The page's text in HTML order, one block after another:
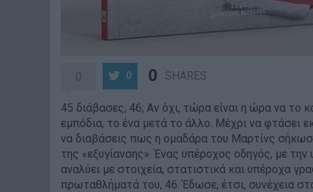
0 SHARES
0
45 διάβασες, 46; Αν όχι, τώρα είναι η ώρα να το
εμπόδια, το ένα μετά το άλλο. Μέχρι να φτάσει
να διαβάσεις πως η ομαδάρα του Μαρτίνς
της «εξυγίανσης». Ένας υπέροχος οδηγός, με
αναλύει με στοιχεία, στατιστικά και υπέροχα
πρωταθλήματά του, 46. Έδωσε, έτσι, συνέχεια